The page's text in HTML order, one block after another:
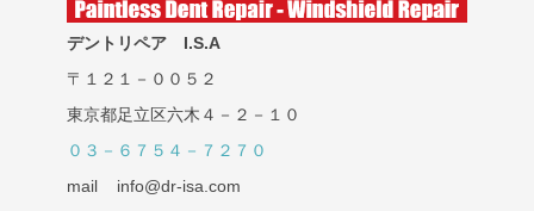
デントリペア I.S.A
〒１２１－００５２
東京都足立区六木４－２－１０
０３－６７５４－７２７０
mail info@dr-isa.com